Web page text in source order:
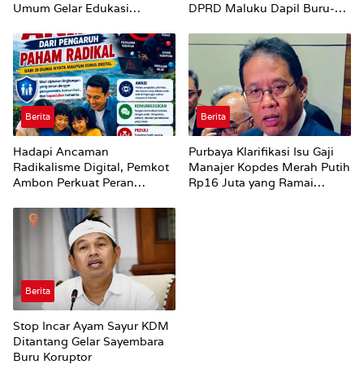
Umum Gelar Edukasi
DPRD Maluku Dapil Buru-
Perubahan Status Jalan
Berita
Hadapi Ancaman
Radikalisme Digital, Pemkot
Ambon Perkuat Peran
Berita
Purbaya Klarifikasi Isu Gaji
Manajer Kopdes Merah Putih
Rp16 Juta yang Ramai
Berita
Stop Incar Ayam Sayur KDM
Ditantang Gelar Sayembara
Buru Koruptor